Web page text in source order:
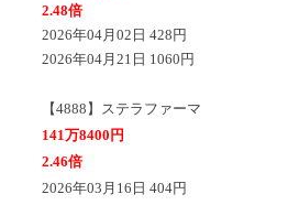
2.48倍
2026年04月02日 428円
2026年04月21日 1060円
【4888】ステラファーマ
141万8400円
2.46倍
2026年03月16日 404円